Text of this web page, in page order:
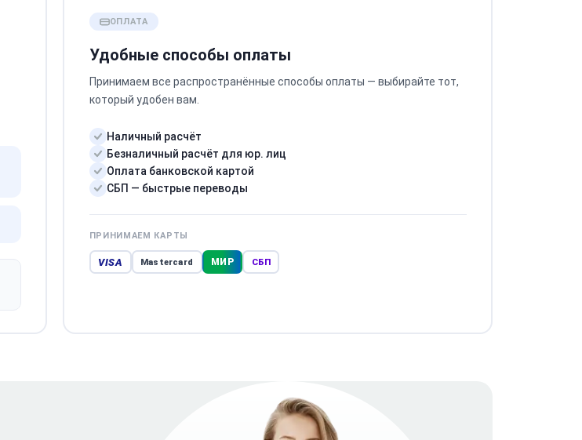
ОПЛАТА
Удобные способы оплаты
Принимаем все распространённые способы оплаты — выбирайте тот,
который удобен вам.
Наличный расчёт
Безналичный расчёт для юр. лиц
Оплата банковской картой
СБП — быстрые переводы
ПРИНИМАЕМ КАРТЫ
VISA Mastercard МИР СБП